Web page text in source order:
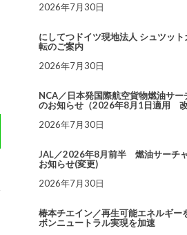
2026年7月30日
にしてつドイツ現地法人 シュツッ
転のご案内
2026年7月30日
NCA／日本発国際航空貨物燃油サー
のお知らせ（2026年8月1日適用 改
2026年7月30日
JAL／2026年8月前半 燃油サーチ
お知らせ(変更)
2026年7月30日
椿本チエイン／再生可能エネルギー
ボンニュートラル実現を加速